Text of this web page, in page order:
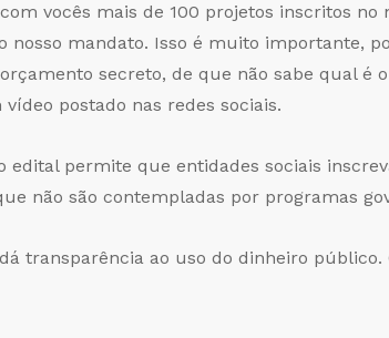
vocês mais de 100 projetos inscritos
nosso mandato. Isso é muito importante,
secreto, de que não sabe qual é
postado nas redes sociais.
edital permite que entidades sociais
não são contempladas por programas
transparência ao uso do dinheiro